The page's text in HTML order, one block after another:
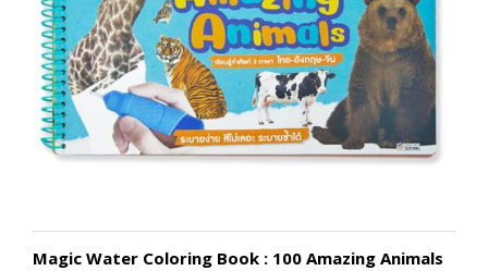
Magic Water Coloring Book : 100 Amazing Animals